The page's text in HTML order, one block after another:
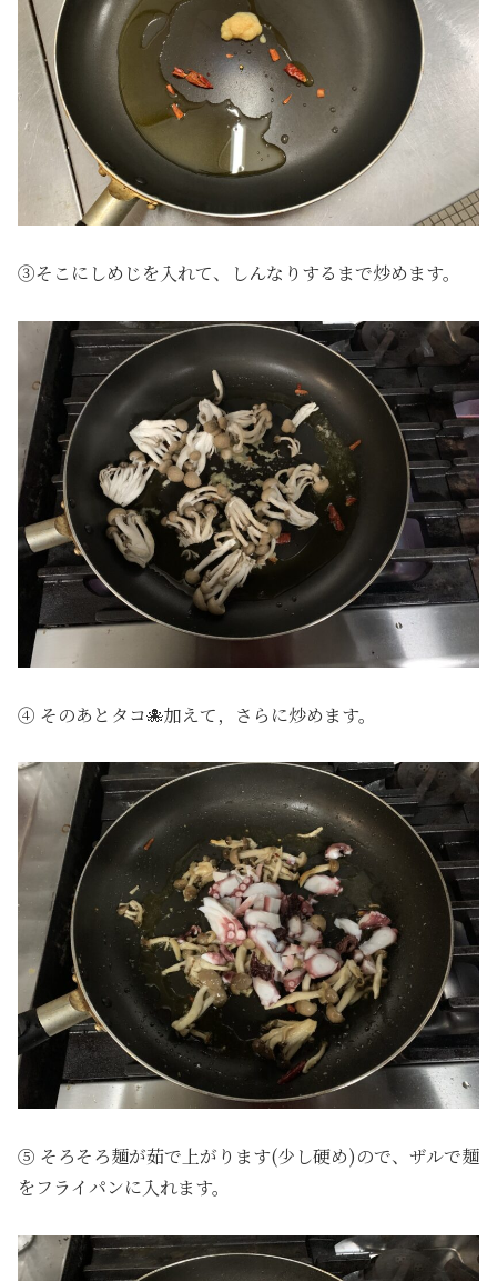
③そこにしめじを入れて、しんなりするまで炒めます。
④ そのあとタコ🐙加えて，さらに炒めます。
⑤ そろそろ麺が茹で上がります(少し硬め)ので、ザルで麺
をフライパンに入れます。